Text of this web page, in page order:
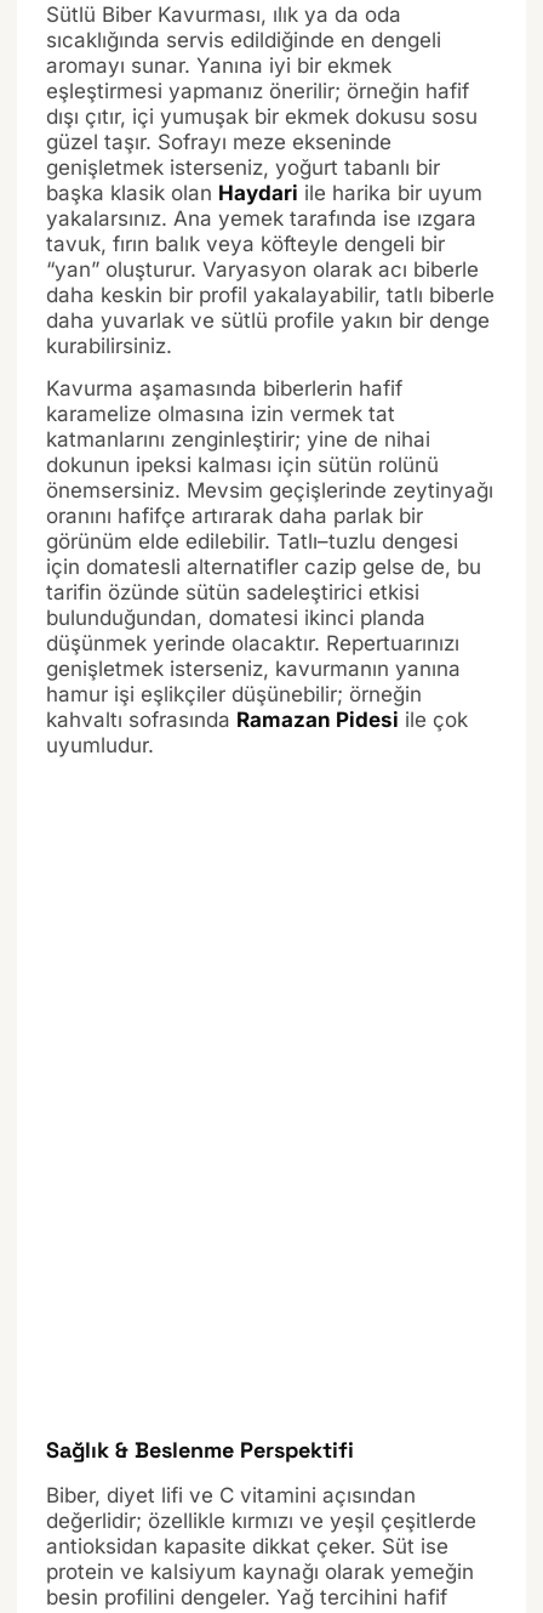
Sütlü Biber Kavurması, ılık ya da oda
sıcaklığında servis edildiğinde en dengeli
aromayı sunar. Yanına iyi bir ekmek
eşleştirmesi yapmanız önerilir; örneğin hafif
dışı çıtır, içi yumuşak bir ekmek dokusu sosu
güzel taşır. Sofrayı meze ekseninde
genişletmek isterseniz, yoğurt tabanlı bir
başka klasik olan Haydari ile harika bir uyum
yakalarsınız. Ana yemek tarafında ise ızgara
tavuk, fırın balık veya köfteyle dengeli bir
“yan” oluşturur. Varyasyon olarak acı biberle
daha keskin bir profil yakalayabilir, tatlı biberle
daha yuvarlak ve sütlü profile yakın bir denge
kurabilirsiniz.
Kavurma aşamasında biberlerin hafif
karamelize olmasına izin vermek tat
katmanlarını zenginleştirir; yine de nihai
dokunun ipeksi kalması için sütün rolünü
önemsersiniz. Mevsim geçişlerinde zeytinyağı
oranını hafifçe artırarak daha parlak bir
görünüm elde edilebilir. Tatlı–tuzlu dengesi
için domatesli alternatifler cazip gelse de, bu
tarifin özünde sütün sadeleştirici etkisi
bulunduğundan, domatesi ikinci planda
düşünmek yerinde olacaktır. Repertuarınızı
genişletmek isterseniz, kavurmanın yanına
hamur işi eşlikçiler düşünebilir; örneğin
kahvaltı sofrasında Ramazan Pidesi ile çok
uyumludur.
Sağlık & Beslenme Perspektifi
Biber, diyet lifi ve C vitamini açısından
değerlidir; özellikle kırmızı ve yeşil çeşitlerde
antioksidan kapasite dikkat çeker. Süt ise
protein ve kalsiyum kaynağı olarak yemeğin
besin profilini dengeler. Yağ tercihini hafif